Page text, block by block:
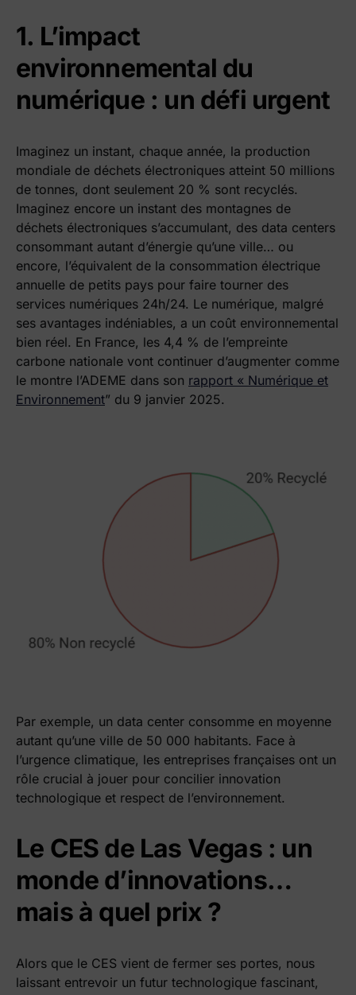
1. L’impact
environnemental du
numérique : un défi urgent
Imaginez un instant, chaque année, la production
mondiale de déchets électroniques atteint 50 millions
de tonnes, dont seulement 20 % sont recyclés.
Imaginez encore un instant des montagnes de
déchets électroniques s’accumulant, des data centers
consommant autant d’énergie qu’une ville… ou
encore, l’équivalent de la consommation électrique
annuelle de petits pays pour faire tourner des
services numériques 24h/24. Le numérique, malgré
ses avantages indéniables, a un coût environnemental
bien réel. En France, les 4,4 % de l’empreinte
carbone nationale vont continuer d’augmenter comme
le montre l’ADEME dans son rapport « Numérique et
Environnement” du 9 janvier 2025.
Par exemple, un data center consomme en moyenne
autant qu’une ville de 50 000 habitants. Face à
l’urgence climatique, les entreprises françaises ont un
rôle crucial à jouer pour concilier innovation
technologique et respect de l’environnement.
Le CES de Las Vegas : un
monde d’innovations…
mais à quel prix ?
Alors que le CES vient de fermer ses portes, nous
laissant entrevoir un futur technologique fascinant,